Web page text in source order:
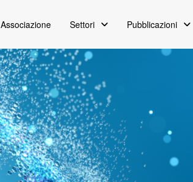
Associazione Settori Pubblicazioni